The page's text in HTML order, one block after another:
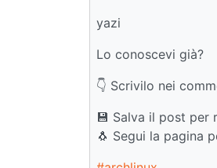
yazi
Lo conoscevi già?
👇 Scrivilo nei
💾 Salva il post per
🐧 Segui la pagina